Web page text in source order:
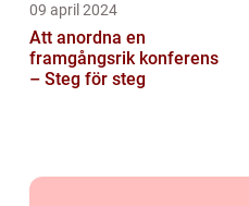
09 april 2024
Att anordna en
framgångsrik konferens
– Steg för steg